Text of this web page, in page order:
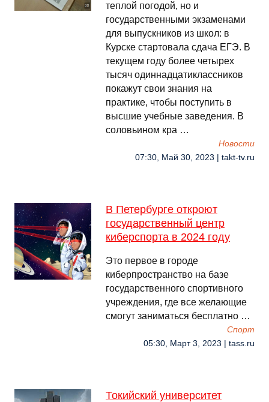
теплой погодой, но и
государственными экзаменами
для выпускников из школ: в
Курске стартовала сдача ЕГЭ. В
текущем году более четырех
тысяч одиннадцатиклассников
покажут свои знания на
практике, чтобы поступить в
высшие учебные заведения. В
соловьином кра …
Новости
07:30, Май 30, 2023 | takt-tv.ru
В Петербурге откроют
государственный центр
киберспорта в 2024 году
Это первое в городе
киберпространство на базе
государственного спортивного
учреждения, где все желающие
смогут заниматься бесплатно …
Спорт
05:30, Март 3, 2023 | tass.ru
Токийский университет